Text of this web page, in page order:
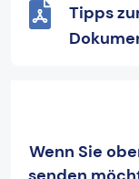
Tipps
Wenn Sie